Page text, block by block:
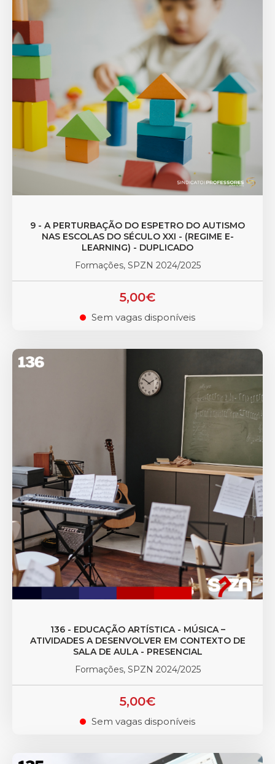
9 - A PERTURBAÇÃO DO ESPETRO DO AUTISMO
NAS ESCOLAS DO SÉCULO XXI - (REGIME E-
LEARNING) - DUPLICADO
Formações, SPZN 2024/2025
5,00€
. Sem vagas disponíveis
136 - EDUCAÇÃO ARTÍSTICA - MÚSICA –
ATIVIDADES A DESENVOLVER EM CONTEXTO DE
SALA DE AULA - PRESENCIAL
Formações, SPZN 2024/2025
5,00€
. Sem vagas disponíveis